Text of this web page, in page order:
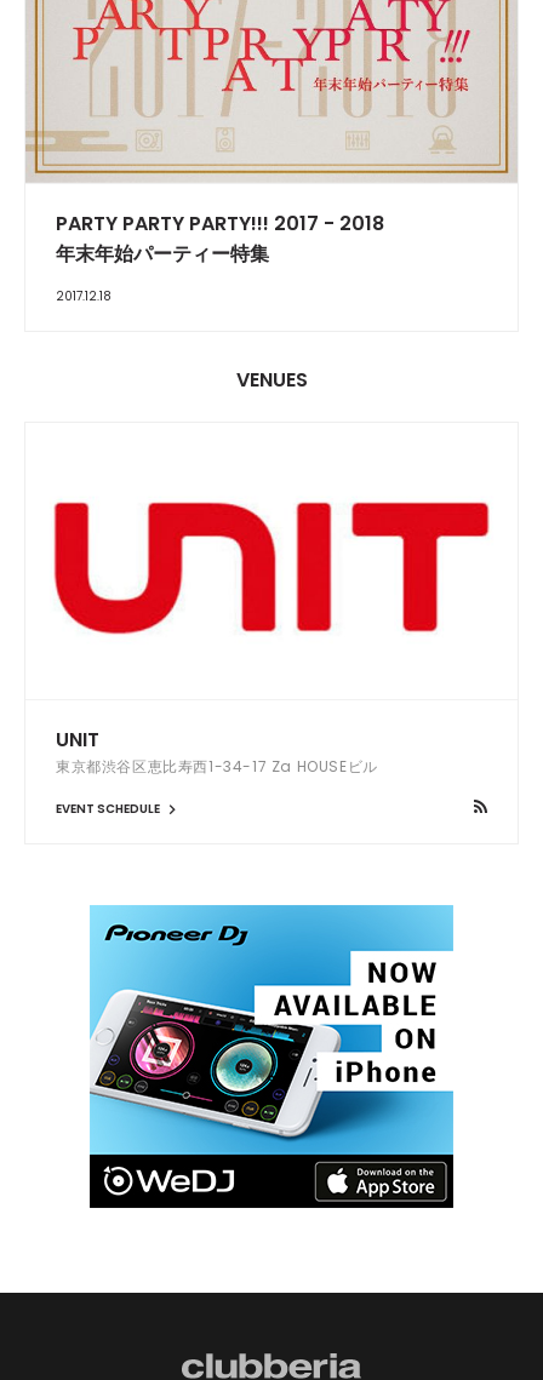
PARTY PARTY PARTY!!! 2017 - 2018
年末年始パーティー特集
2017.12.18
VENUES
UNIT
東京都渋谷区恵比寿西1-34-17 Za HOUSEビル
EVENT SCHEDULE